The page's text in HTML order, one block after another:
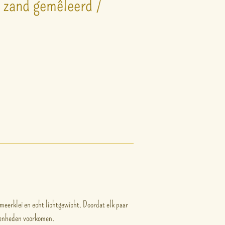
gemêleerd /
en echt lichtgewicht. Doordat elk paar
voorkomen.